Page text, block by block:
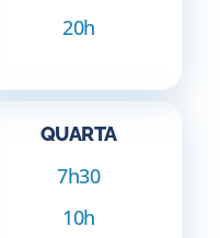
20h
QUARTA
7h30
10h